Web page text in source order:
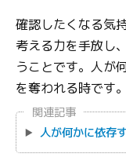
確認したくなる気
考える力を手放し
うことです。人が
を奪われる時です。
関連記事
人が何かに依存